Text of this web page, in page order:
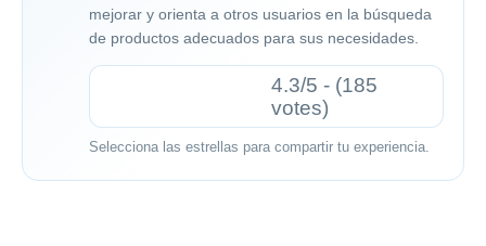
mejorar y orienta a otros usuarios en la búsqueda
de productos adecuados para sus necesidades.
4.3/5 - (185
votes)
Selecciona las estrellas para compartir tu experiencia.